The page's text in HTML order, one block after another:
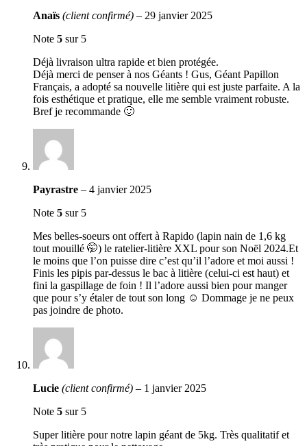
Anaïs (client confirmé) – 29 janvier 2025
Note 5 sur 5
Déjà livraison ultra rapide et bien protégée.
Déjà merci de penser à nos Géants ! Gus, Géant Papillon
Français, a adopté sa nouvelle litière qui est juste parfaite. A la
fois esthétique et pratique, elle me semble vraiment robuste.
Bref je recommande 🙂
Payrastre – 4 janvier 2025
Note 5 sur 5
Mes belles-soeurs ont offert à Rapido (lapin nain de 1,6 kg
tout mouillé 🤭) le ratelier-litière XXL pour son Noël 2024.Et
le moins que l’on puisse dire c’est qu’il l’adore et moi aussi !
Finis les pipis par-dessus le bac à litière (celui-ci est haut) et
fini la gaspillage de foin ! Il l’adore aussi bien pour manger
que pour s’y étaler de tout son long ☺️ Dommage je ne peux
pas joindre de photo.
Lucie (client confirmé) – 1 janvier 2025
Note 5 sur 5
Super litière pour notre lapin géant de 5kg. Très qualitatif et